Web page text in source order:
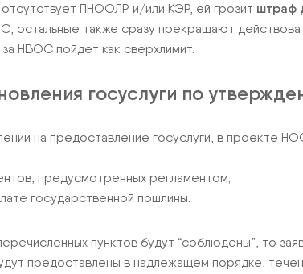
ПНООЛР и/или КЭР, ей грозит штраф
остальные также сразу прекращают
НВОС пойдет как сверхлимит.
госуслуги по
на предоставление госуслуги, в проекте
предусмотренных регламентом;
государственной пошлины.
пунктов будут “соблюдены”, то
предоставлены в надлежащем порядке,